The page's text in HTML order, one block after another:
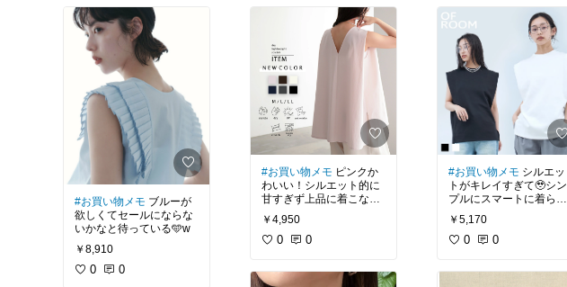
#お買い物メモ ブルーが
欲しくてセールにならな
いかなと待っている🩵w
￥8,910
0 0
#お買い物メモ ピンクか
わいい！シルエット的に
甘すぎず上品に着こなせ
そう💓
￥4,950
0 0
#お買い物メモ シルエッ
トがキレイすぎて🥹シン
プルにスマートに着られ
そう👀✨
￥5,170
0 0